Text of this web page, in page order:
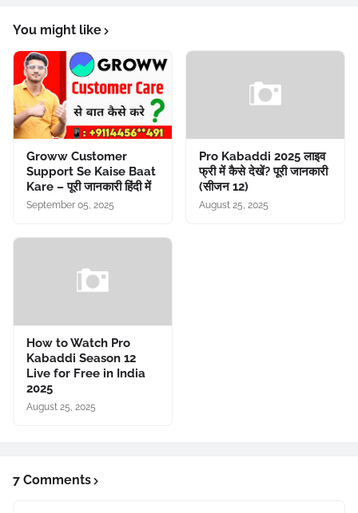
You might like
Groww Customer
Support Se Kaise Baat
Kare – पूरी जानकारी हिंदी में
September 05, 2025
Pro Kabaddi 2025 लाइव
फ्री में कैसे देखें? पूरी जानकारी
(सीजन 12)
August 25, 2025
How to Watch Pro
Kabaddi Season 12
Live for Free in India
2025
August 25, 2025
7 Comments